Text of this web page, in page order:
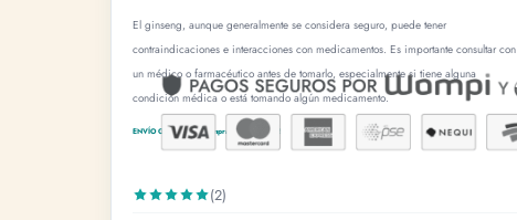
El ginseng, aunque generalmente se considera seguro, puede tener
contraindicaciones e interacciones con medicamentos. Es importante consultar con
un médico o farmacéutico antes de tomarlo, especialmente si tiene alguna
condición médica o está tomando algún medicamento.
ENVÍO GRATUITO x compras + de 80.000!
(2)